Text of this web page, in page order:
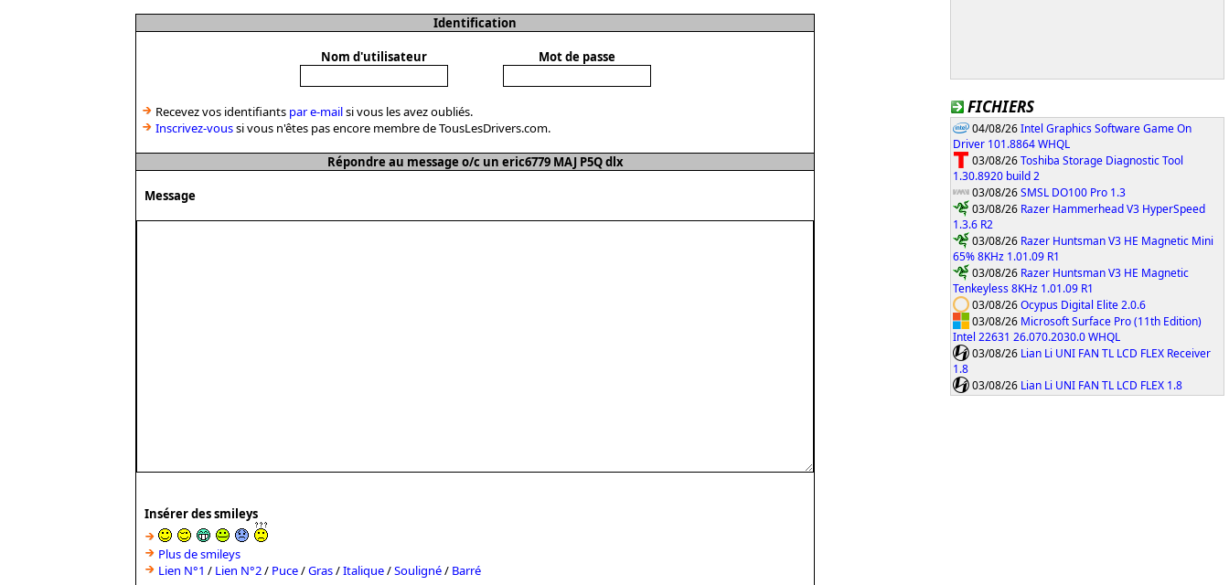
FICHIERS
04/08/26Intel Graphics Software Game On
Driver 101.8864 WHQL
03/08/26Toshiba Storage Diagnostic Tool
1.30.8920 build 2
03/08/26SMSL DO100 Pro 1.3
03/08/26 Razer Hammerhead V3 HyperSpeed
1.3.6 R2
03/08/26 Razer Huntsman V3 HE Magnetic Mini
65% 8KHz 1.01.09 R1
03/08/26 Razer Huntsman V3 HE Magnetic
Tenkeyless 8KHz 1.01.09 R1
03/08/26Ocypus Digital Elite 2.0.6
03/08/26 Microsoft Surface Pro (11th Edition)
Intel 22631 26.070.2030.0 WHQL
03/08/26 Lian Li UNI FAN TL LCD FLEX Receiver
1.8
03/08/26 Lian Li UNI FAN TL LCD FLEX 1.8
Identification
Nom d'utilisateur Mot de passe
Recevez vos identifiants par e-mailsi vous les avez oubliés.
Inscrivez-voussi vous n'êtes pas encore membre de TousLesDrivers.com.
Répondre au message o/c un eric6779 MAJ P5Q dlx
Message
Insérer des smileys
Plus de smileys
Lien N°1 / Lien N°2/ Puce/Gras/Italique/Souligné/ Barré